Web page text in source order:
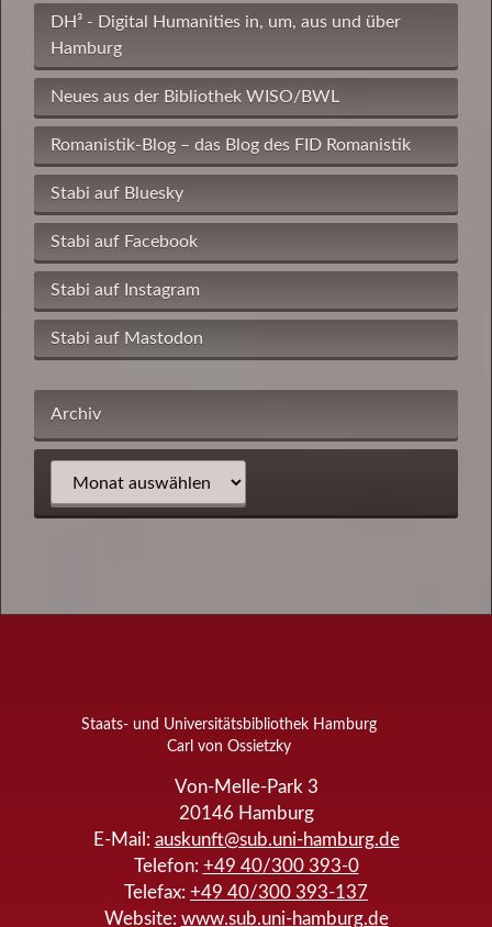
DH³ - Digital Humanities in, um, aus und über
Hamburg
Neues aus der Bibliothek WISO/BWL
Romanistik-Blog – das Blog des FID Romanistik
Stabi auf Bluesky
Stabi auf Facebook
Stabi auf Instagram
Stabi auf Mastodon
Archiv
Staats- und Universitätsbibliothek Hamburg
Carl von Ossietzky
Von-Melle-Park 3
20146 Hamburg
E-Mail: auskunft@sub.uni-hamburg.de
Telefon: +49 40/300 393-0
Telefax: +49 40/300 393-137
Website: www.sub.uni-hamburg.de